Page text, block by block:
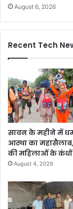
August 6, 2026
Recent Tech
सावन के महीने में
आस्था का
की महिलाओं के कंधों
August 4, 2026